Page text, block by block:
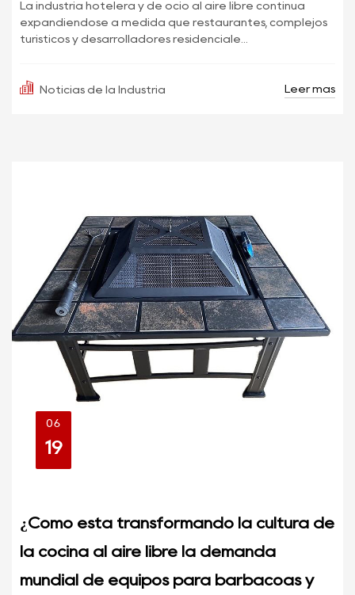
La industria hotelera y de ocio al aire libre continúa
expandiéndose a medida que restaurantes, complejos
turísticos y desarrolladores residenciale...
Noticias de la Industria Leer más
06
19
¿Cómo está transformando la cultura de
la cocina al aire libre la demanda
mundial de equipos para barbacoas y